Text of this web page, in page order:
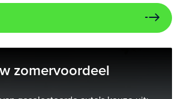
zomervoordeel